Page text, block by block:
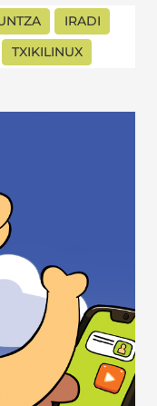
IRADI
TXIKILINUX